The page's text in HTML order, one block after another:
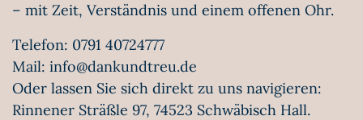
– mit Zeit, Verständnis und einem offenen Ohr.
Telefon: 0791 40724777
Mail: info@dankundtreu.de
Oder lassen Sie sich direkt zu uns navigieren:
Rinnener Sträßle 97, 74523 Schwäbisch Hall.